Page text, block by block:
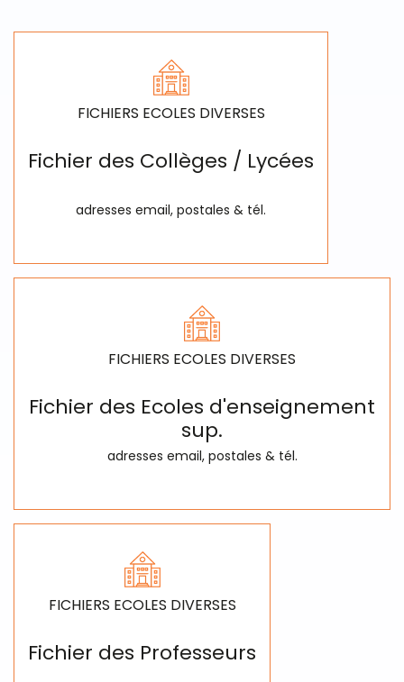
FICHIERS ECOLES DIVERSES
Fichier des Collèges / Lycées
adresses email, postales & tél.
FICHIERS ECOLES DIVERSES
Fichier des Ecoles d'enseignement
sup.
adresses email, postales & tél.
FICHIERS ECOLES DIVERSES
Fichier des Professeurs